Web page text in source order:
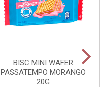
BISC MINI WAFER
PASSATEMPO MORANGO
20G